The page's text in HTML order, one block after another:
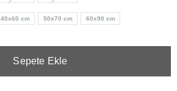
40x60 cm 50x70 cm 60x90 cm
Sepete Ekle